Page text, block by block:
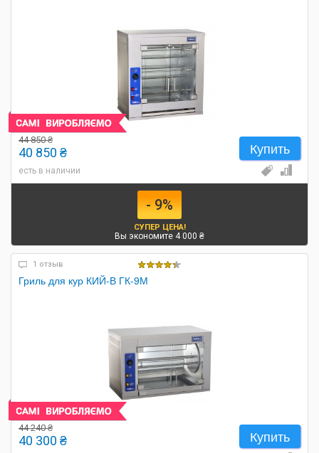
Купить
44 850 ₴
40 850 ₴
есть в наличии
- 9%
СУПЕР ЦЕНА!
Вы экономите 4 000 ₴
1 отзыв
Гриль для кур КИЙ-В ГК-9М
Купить
44 240 ₴
40 300 ₴